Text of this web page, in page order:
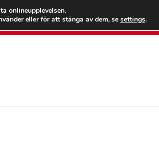
Ring
onlineupplevelsen.
eller för att stänga av dem, se settings.